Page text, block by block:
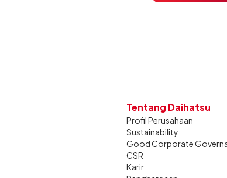
Tentang Daihatsu
Profil Perusahaan
Sustainability
Good Corporate
CSR
Karir